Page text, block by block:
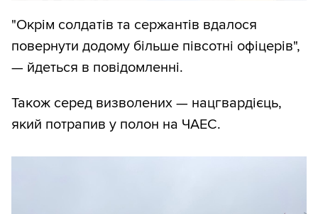
"Окрім солдатів та сержантів вдалося
повернути додому більше півсотні офіцерів",
— йдеться в повідомленні.
Також серед визволених — нацгвардієць,
який потрапив у полон на ЧАЕС.